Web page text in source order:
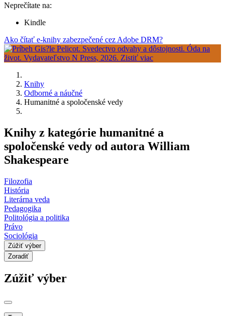
Neprečítate na:
Kindle
Ako čítať e-knihy zabezpečené cez Adobe DRM?
Knihy
Odborné a náučné
Humanitné a spoločenské vedy
Knihy z kategórie humanitné a
spoločenské vedy od autora William
Shakespeare
Filozofia
História
Literárna veda
Pedagogika
Politológia a politika
Právo
Sociológia
Zúžiť výber
Zoradiť
Zúžiť výber